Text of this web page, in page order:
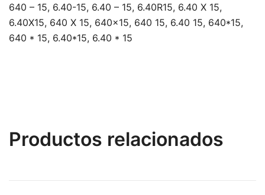
640 – 15, 6.40-15, 6.40 – 15, 6.40R15, 6.40 X 15,
6.40X15, 640 X 15, 640×15, 640 15, 6.40 15, 640*15,
640 * 15, 6.40*15, 6.40 * 15
Productos relacionados